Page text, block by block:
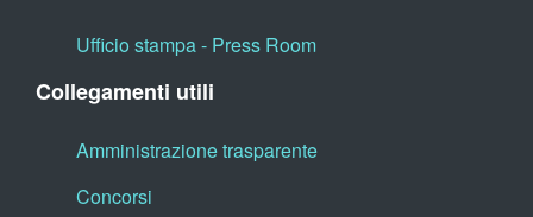
Ufficio stampa - Press Room
Collegamenti utili
Amministrazione trasparente
Concorsi